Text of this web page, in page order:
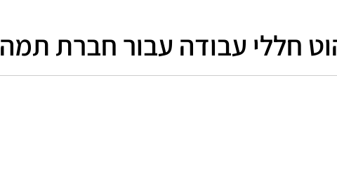
חללי עבודה עבור חברת תמה